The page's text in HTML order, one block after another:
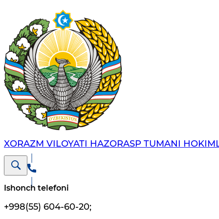
XORAZM VILOYATI HAZORASP TUMANI
Ishonch telefoni
+998(55) 604-60-20;